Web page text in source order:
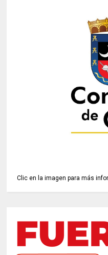
Clic en la imagen para más